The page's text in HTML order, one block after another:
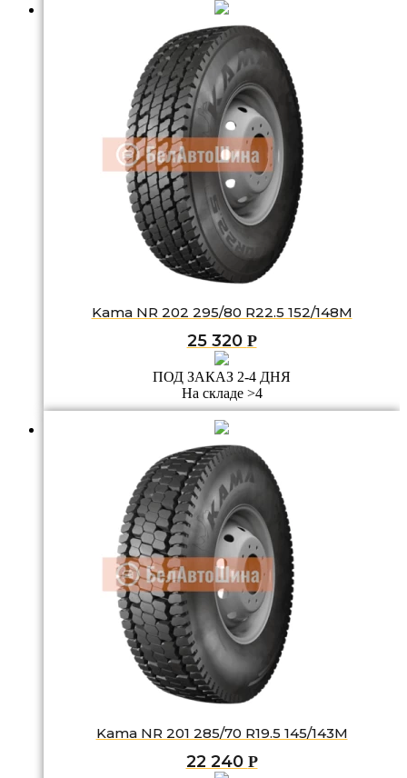
Kama NR 202 295/80 R22.5 152/148M
25 320 Р
ПОД ЗАКАЗ 2-4 ДНЯ
На складе >4
Kama NR 201 285/70 R19.5 145/143M
22 240 Р